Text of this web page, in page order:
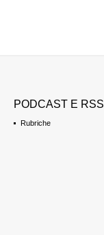
PODCAST E RSS
Rubriche